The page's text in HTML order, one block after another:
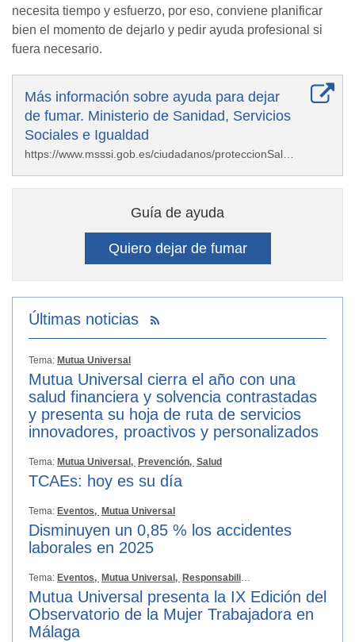
necesita tiempo y esfuerzo, por eso, conviene planificar
bien el momento de dejarlo y pedir ayuda profesional si
fuera necesario.
Más información sobre ayuda para dejar
de fumar. Ministerio de Sanidad, Servicios
Sociales e Igualdad
Guía de ayuda
Quiero dejar de fumar
Últimas noticias
Tema: Mutua Universal
Mutua Universal cierra el año con una
salud financiera y solvencia contrastadas
y presenta su hoja de ruta de servicios
innovadores, proactivos y personalizados
Tema: Mutua Universal, Prevención, Salud
TCAEs: hoy es su día
Tema: Eventos, Mutua Universal
Disminuyen un 0,85 % los accidentes
laborales en 2025
Tema: Eventos, Mutua Universal, Responsabilidad Social
Mutua Universal presenta la IX Edición del
Observatorio de la Mujer Trabajadora en
Málaga